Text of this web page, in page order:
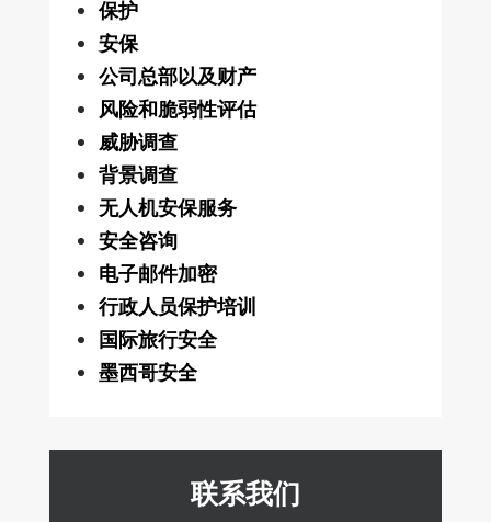
保护
安保
公司总部以及财产
风险和脆弱性评估
威胁调查
背景调查
无人机安保服务
安全咨询
电子邮件加密
行政人员保护培训
国际旅行安全
墨西哥安全
联系我们